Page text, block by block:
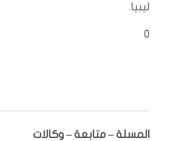
ليبيا.
٠
المسلة – متابعة – وكالات